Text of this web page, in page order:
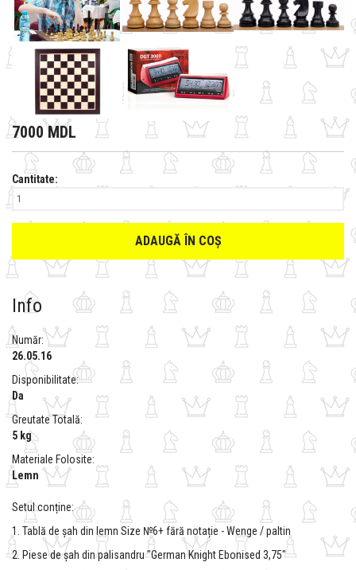
7000 MDL
Cantitate:
ADAUGĂ ÎN COȘ
Info
Număr:
26.05.16
Disponibilitate:
Da
Greutate Totală:
5 kg
Materiale Folosite:
Lemn
Setul conține:
1. Tablă de șah din lemn Size №6+ fără notație - Wenge / paltin
2. Piese de șah din palisandru "German Knight Ebonised 3,75"